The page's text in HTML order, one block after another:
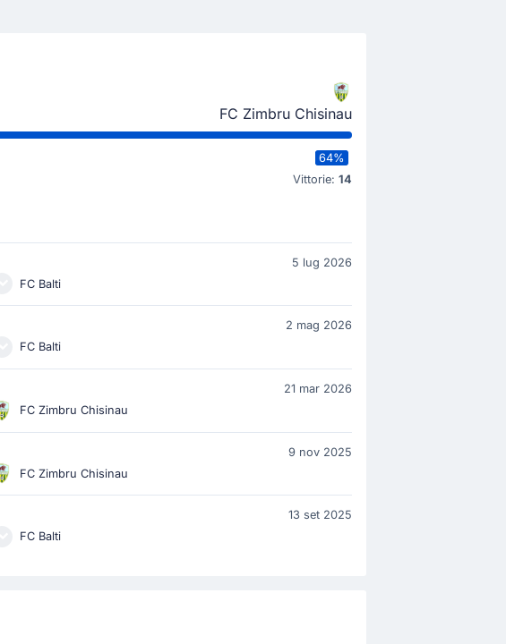
FC Zimbru Chisinau
64%
Vittorie: 14
5 lug 2026
FC Balti
2 mag 2026
FC Balti
21 mar 2026
FC Zimbru Chisinau
9 nov 2025
FC Zimbru Chisinau
13 set 2025
FC Balti